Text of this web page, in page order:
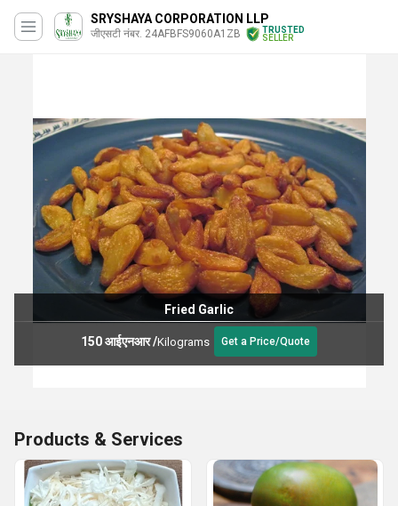
SRYSHAYA CORPORATION LLP
जीएसटी नंबर. 24AFBFS9060A1ZB
TRUSTED
SELLER
Fried Garlic
150 आईएनआर/Kilograms Get a Price/Quote
Products & Services